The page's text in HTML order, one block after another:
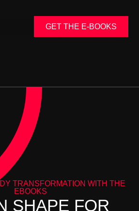
GET THE E-BOOKS
TRANSFORMATION WITH THE
EBOOKS
SHAPE FOR